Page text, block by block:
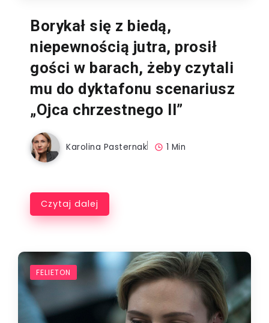
Borykał się z biedą,
niepewnością jutra, prosił
gości w barach, żeby czytali
mu do dyktafonu scenariusz
„Ojca chrzestnego II”
Karolina Pasternak 1 Min
Czytaj dalej
FELIETON